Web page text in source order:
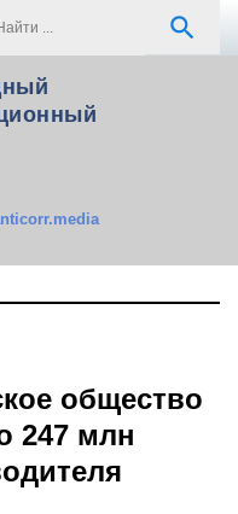
search
общество
247 млн